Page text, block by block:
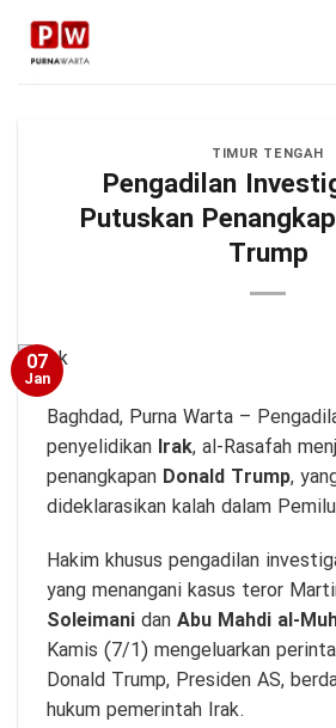
Skip
content
TIMUR TENGAH
Pengadilan
Putuskan
Trump
07
Jan
Baghdad, Purna Warta –
penyelidikan Irak, al-Rasafah
penangkapan Donald Trump,
dideklarasikan kalah dalam
Hakim khusus pengadilan
yang menangani kasus teror
Soleimani dan Abu Mahdi al-
Kamis (7/1) mengeluarkan
Donald Trump, Presiden AS,
hukum pemerintah Irak.